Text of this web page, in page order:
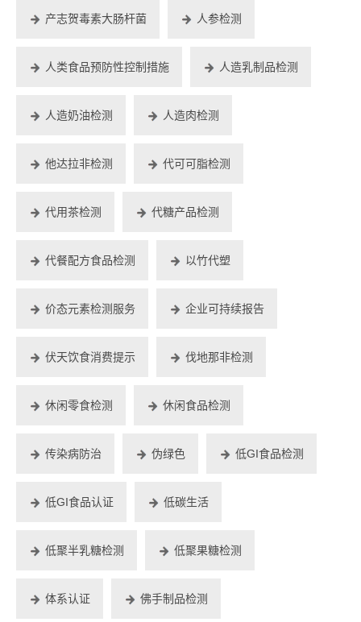
产志贺毒素大肠杆菌 人参检测
人类食品预防性控制措施 人造乳制品检测
人造奶油检测 人造肉检测
他达拉非检测 代可可脂检测
代用茶检测 代糖产品检测
代餐配方食品检测 以竹代塑
价态元素检测服务 企业可持续报告
伏天饮食消费提示 伐地那非检测
休闲零食检测 休闲食品检测
传染病防治 伪绿色 低GI食品检测
低GI食品认证 低碳生活
低聚半乳糖检测 低聚果糖检测
体系认证 佛手制品检测